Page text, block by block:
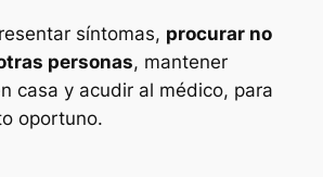
síntomas, procurar no
personas, mantener
casa y acudir al médico, para
oportuno.